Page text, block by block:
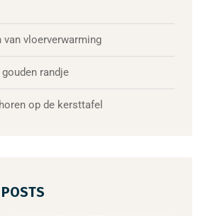
van vloerverwarming
randje
op de kersttafel